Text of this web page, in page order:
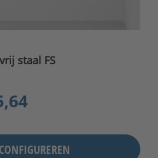
staal FS